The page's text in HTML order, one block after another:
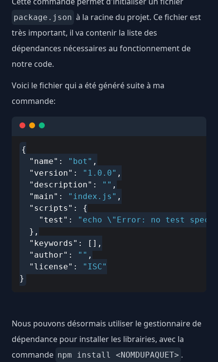
package.json à la racine du projet. Ce fichier est
très important, il va contenir la liste des
dépendances nécessaires au fonctionnement de
notre code.
Voici le fichier qui a été généré suite à ma
commande:
{
"name" : "bot" ,
"version" : "1.0.0" ,
"description" : "" ,
"main" : "index.js" ,
"scripts" : {
"test" :
"echo \"Error: no test
  },
"keywords" : [],
"author" : "" ,
"license" :
"ISC"
Nous pouvons désormais utiliser le gestionnaire de
dépendance pour installer les librairies, avec la
commande npm install <NOMDUPAQUET> .